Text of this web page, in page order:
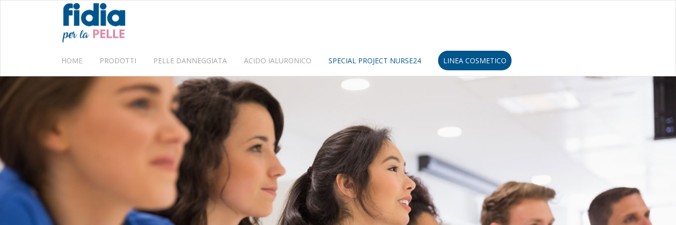
HOME PRODOTTI PELLE DANNEGGIATA ACIDO IALURONICO SPECIAL PROJECT NURSE24 LINEA COSMETICO